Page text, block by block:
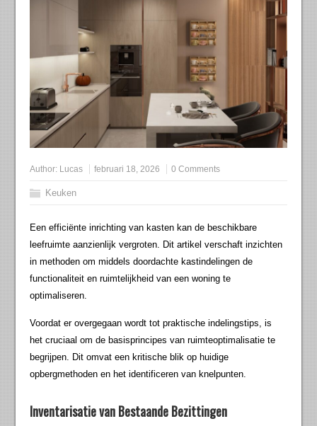
Author: Lucas februari 18, 2026 0 Comments
Keuken
Een efficiënte inrichting van kasten kan de beschikbare
leefruimte aanzienlijk vergroten. Dit artikel verschaft inzichten
in methoden om middels doordachte kastindelingen de
functionaliteit en ruimtelijkheid van een woning te
optimaliseren.
Voordat er overgegaan wordt tot praktische indelingstips, is
het cruciaal om de basisprincipes van ruimteoptimalisatie te
begrijpen. Dit omvat een kritische blik op huidige
opbergmethoden en het identificeren van knelpunten.
Inventarisatie van Bestaande Bezittingen